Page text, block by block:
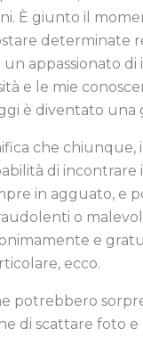
È giunto il
determinate
appassionato
e le mie
è diventato una
che
di incontrare
in agguato, e
o
e
ecco.
potrebbero
di scattare foto